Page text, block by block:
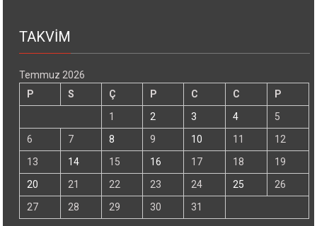
TAKVİM
Temmuz 2026
P
S Ç P C C
P
1
2 3 4
5
6
7 8 9 10 11
12
13
14 15 16 17 18
19
20
21 22 23 24 25
26
27
28 29 30 31